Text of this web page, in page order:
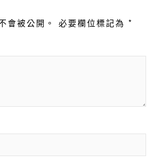
會被公開。 必要欄位標記為 *